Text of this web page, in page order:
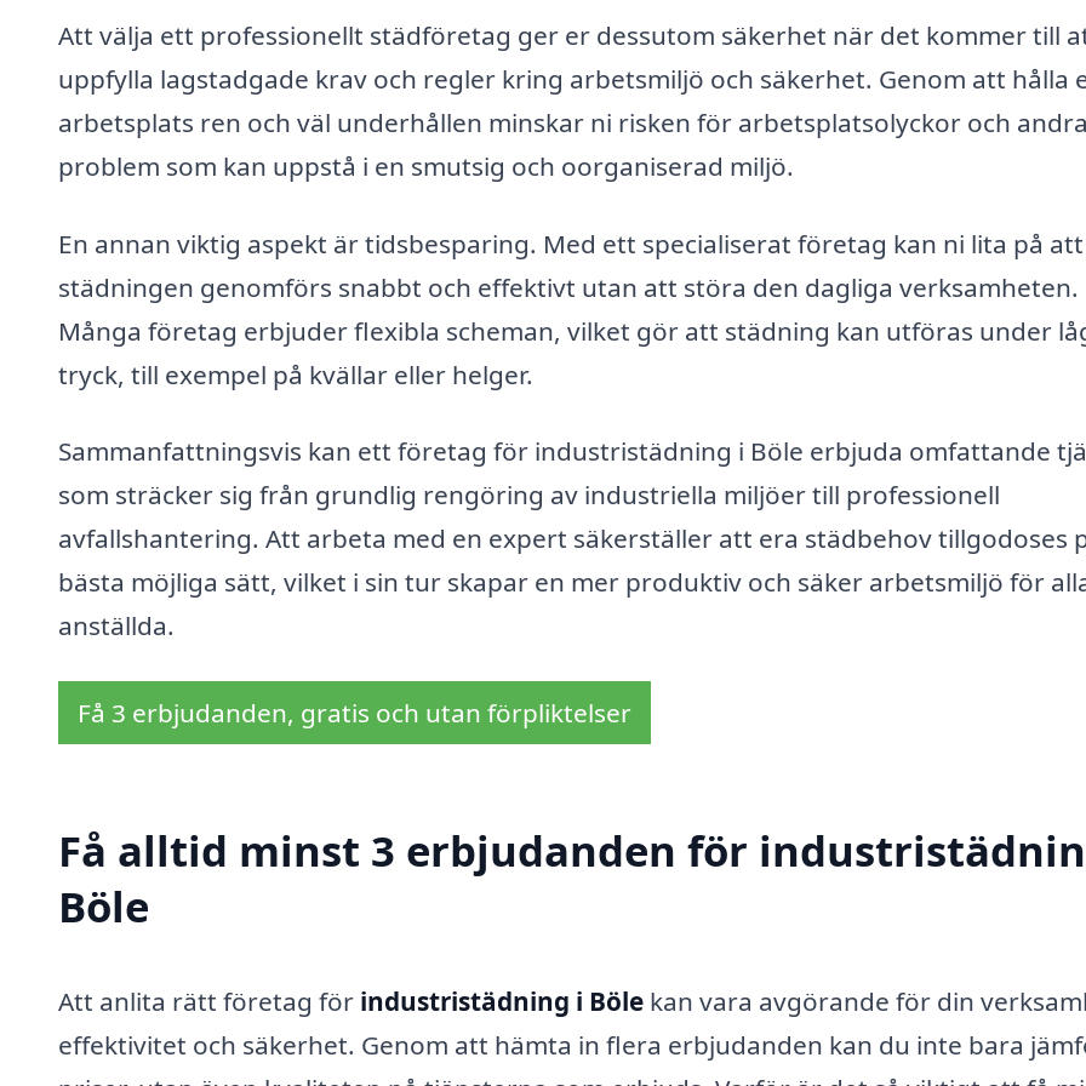
Att välja ett professionellt städföretag ger er dessutom säkerhet när det kommer till
uppfylla lagstadgade krav och regler kring arbetsmiljö och säkerhet. Genom att hålla
arbetsplats ren och väl underhållen minskar ni risken för arbetsplatsolyckor och andra
problem som kan uppstå i en smutsig och oorganiserad miljö.
En annan viktig aspekt är tidsbesparing. Med ett specialiserat företag kan ni lita på att
städningen genomförs snabbt och effektivt utan att störa den dagliga verksamheten.
Många företag erbjuder flexibla scheman, vilket gör att städning kan utföras under
tryck, till exempel på kvällar eller helger.
Sammanfattningsvis kan ett företag för industristädning i Böle erbjuda omfattande
som sträcker sig från grundlig rengöring av industriella miljöer till professionell
avfallshantering. Att arbeta med en expert säkerställer att era städbehov tillgodoses
bästa möjliga sätt, vilket i sin tur skapar en mer produktiv och säker arbetsmiljö för
anställda.
Få 3 erbjudanden, gratis och utan förpliktelser
Få alltid minst 3 erbjudanden för
Böle
Att anlita rätt företag för industristädning i Böle kan vara avgörande för din
effektivitet och säkerhet. Genom att hämta in flera erbjudanden kan du inte bara